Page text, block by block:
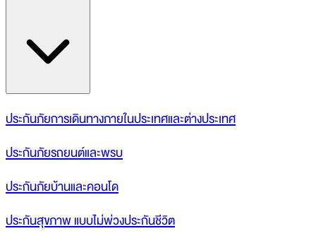
ประกันภัยการเดินทางภายในประเทศและต่างประเทศ
ประกันภัยรถยนต์และพรบ
ประกันภัยบ้านและคอนโด
ประกันสุขภาพ แบบไม่พ่วงประกันชีวิต